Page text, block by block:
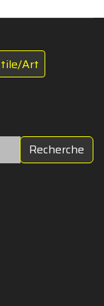
Art
Recherche